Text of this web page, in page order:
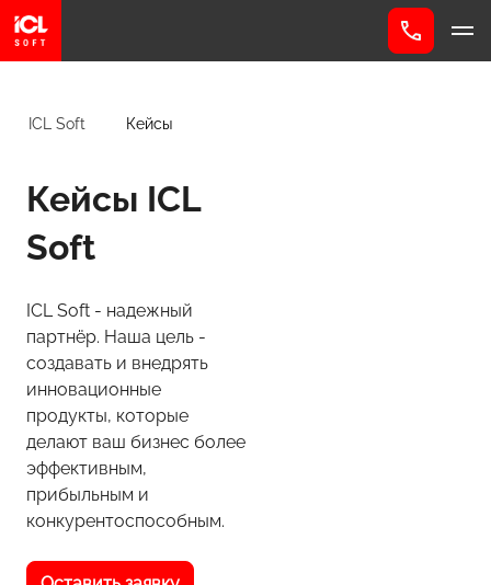
ICL Soft Кейсы
Кейсы ICL
Soft
ICL Soft - надежный
партнёр. Наша цель -
создавать и внедрять
инновационные
продукты, которые
делают ваш бизнес более
эффективным,
прибыльным и
конкурентоспособным.